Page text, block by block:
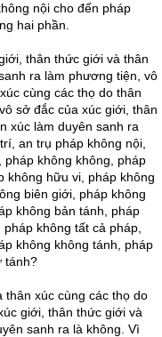
nội cho đến pháp
hai phần.
thân thức giới và thân
ra làm phương tiện, vô
cùng các thọ do thân
sở đắc của xúc giới, thân
xúc làm duyên sanh ra
an trụ pháp không nội,
pháp không không, pháp
không hữu vi, pháp không
biên giới, pháp không
không bản tánh, pháp
không tất cả pháp,
không không tánh, pháp
tánh?
thân xúc cùng các thọ do
giới, thân thức giới và
sanh ra là không. Vì